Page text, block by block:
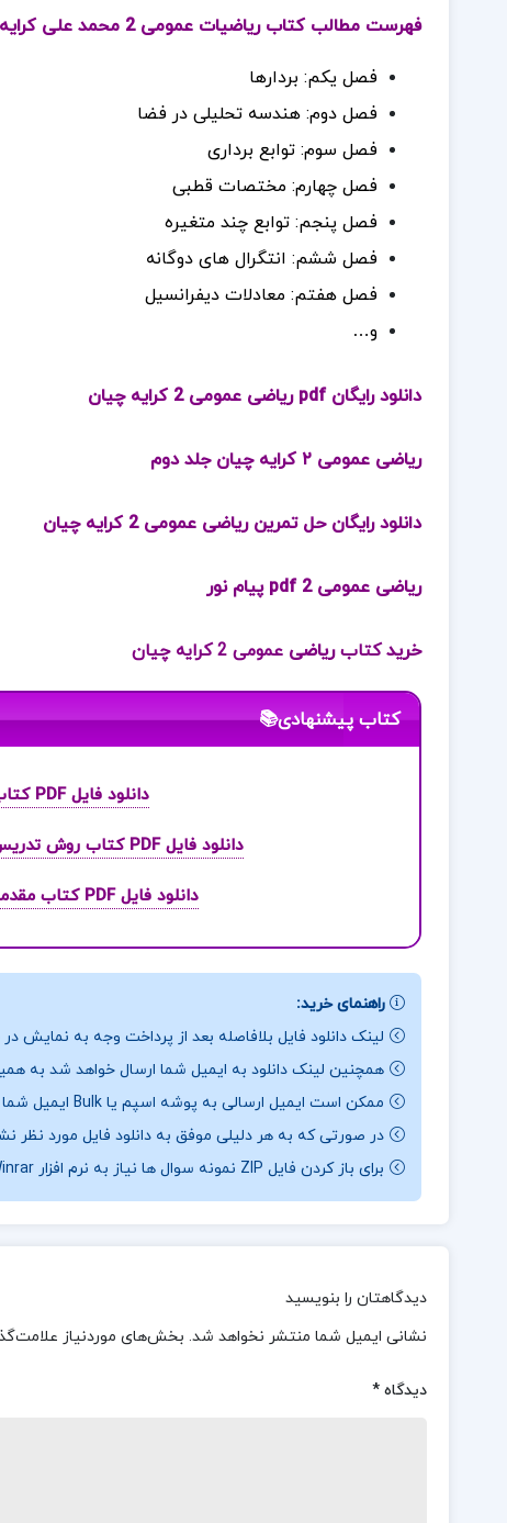
فهرست مطالب کتاب ریاضیات عمومی 2 محمد علی کرایه چیان:
فصل یکم: بردارها
فصل دوم: هندسه تحلیلی در فضا
فصل سوم: توابع برداری
فصل چهارم: مختصات قطبی
فصل پنجم: توابع چند متغیره
فصل ششم: انتگرال های دوگانه
فصل هفتم: معادلات دیفرانسیل
و…
دانلود رایگان pdf ریاضی عمومی 2 کرایه چیان
ریاضی عمومی ۲ کرایه چیان جلد دوم
دانلود رایگان حل تمرین ریاضی عمومی 2 کرایه چیان
ریاضی عمومی 2 pdf پیام نور
خریدکتابریاضی عمومی 2 کرایه چیان
کتاب پیشنهادی📚
دانلود فایل PDF کتاب مبانی فیزیک جلد اول دیوید هالیدی
دانلود فایل PDF کتاب روش تدریس علوم تجربی و اجتماعی در مدارس کریم عزت خواه
دانلود فایل PDF کتاب مقدمه ای بر جامعه شناسی خانواده باقر ساروخانی
راهنمای خرید:
لینک دانلود فایل بلافاصله بعد از پرداخت وجه به نمایش
همچنین لینک دانلود به ایمیل شما ارسال خواهد شد به
ممکن است ایمیل ارسالی به پوشه اسپم یا Bulk ایمیل شما ارسال شده باشد.
در صورتی که به هر دلیلی موفق به دانلود فایل مورد نظر
برای باز کردن فایل ZIP نمونه سوال ها نیاز به نرم افزار Winrar دارید.
دیدگاهتان را بنویسید
نشانی ایمیل شما منتشر نخواهد شد. بخش‌های موردنیاز
دیدگاه*